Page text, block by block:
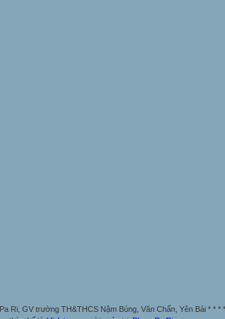
Ri, GV trường TH&THCS Nậm Búng, Văn Chấn, Yên Bái * * * *